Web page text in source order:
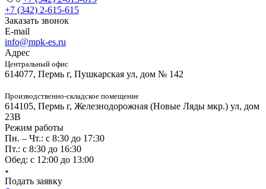
+7 (342) 2-615-615
Заказать звонок
E-mail
info@mpk-es.ru
Адрес
Центральный офис
614077, Пермь г, Пушкарская ул, дом № 142
Производственно-складское помещение
614105, Пермь г, Железнодорожная (Новые Ляды мкр.) ул, дом
23В
Режим работы
Пн. – Чт.: с 8:30 до 17:30
Пт.: с 8:30 до 16:30
Обед: с 12:00 до 13:00
Подать заявку